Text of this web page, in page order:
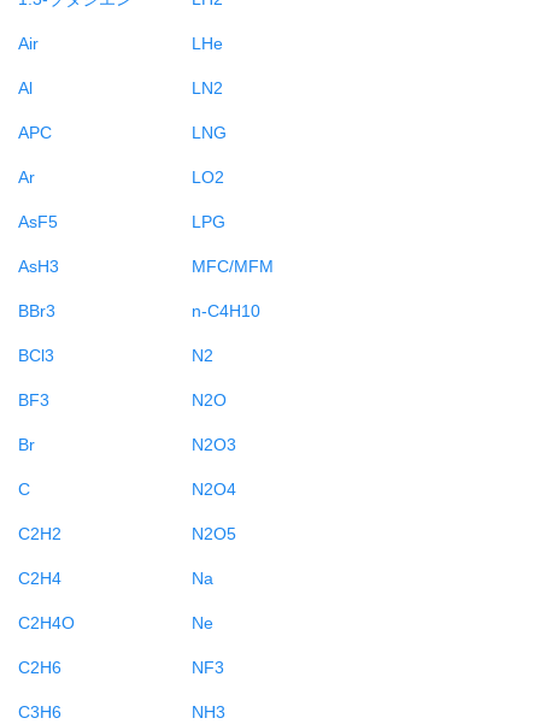
Air
Al
APC
Ar
AsF5
AsH3
BBr3
BCl3
BF3
Br
C
C2H2
C2H4
C2H4O
C2H6
C3H6
LHe
LN2
LNG
LO2
LPG
MFC/MFM
n-C4H10
N2
N2O
N2O3
N2O4
N2O5
Na
Ne
NF3
NH3